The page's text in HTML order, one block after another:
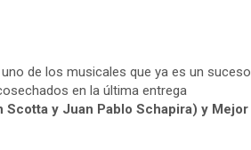
uno de los musicales que ya es un suceso
en la última entrega
y Juan Pablo Schapira) y Mejor